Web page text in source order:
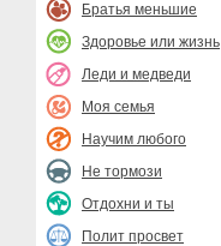
Братья меньшие
Здоровье или жизнь
Леди и медведи
Моя семья
Научим любого
Не тормози
Отдохни и ты
Полит просвет